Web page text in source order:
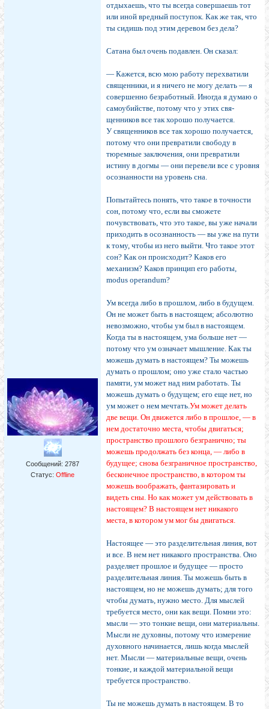
Сообщений: 2787
Статус: Offline
отдыхаешь, что ты всегда совершаешь тот
или иной вредный поступок. Как же так, что
ты сидишь под этим деревом без дела?
Сатана был очень подавлен. Он сказал:
— Кажется, всю мою ра­боту перехватили
священники, и я ничего не могу делать — я
совершенно безработный. Иногда я думаю о
самоубий­стве, потому что у этих свя­
щенников все так хорошо по­лучается.
У священников все так хорошо получается,
потому что они превратили свободу в
тюремные заключения, они превратили
истину в догмы — они перевели все с уровня
осознанности на уровень сна.
Попытайтесь понять, что такое в точности
сон, по­тому что, если вы сможете
почувствовать, что это такое, вы уже начали
приходить в осознанность — вы уже на пути
к тому, чтобы из него выйти. Что такое этот
сон? Как он происходит? Каков его
механизм? Каков прин­цип его работы,
modus operandum?
Ум всегда либо в прошлом, либо в будущем.
Он не может быть в настоящем; абсолютно
невозможно, что­бы ум был в настоящем.
Когда ты в настоящем, ума больше нет —
потому что ум означает мышление. Как ты
можешь думать в настоящем? Ты можешь
думать о прошлом; оно уже стало частью
памяти, ум может над ним работать. Ты
можешь думать о будущем; его еще нет, но
ум может о нем мечтать.Ум может делать
две вещи. Он движется либо в прошлое, — в
нем доста­точно места, чтобы двигаться;
пространство прошлого безгранично; ты
можешь продолжать без конца, — либо в
будущее; снова безграничное пространство,
бесконеч­ное пространство, в котором ты
можешь воображать, фантазировать и
видеть сны. Но как может ум действо­вать в
настоящем? В настоящем нет никакого
места, в котором ум мог бы двигаться.
Настоящее — это разделительная линия, вот
и все. В нем нет никакого пространства. Оно
разделяет про­шлое и будущее — просто
разделительная линия. Ты можешь быть в
настоящем, но не можешь думать; для того
чтобы думать, нужно место. Для мыслей
требуется место, они как вещи. Помни это:
мысли — это тонкие вещи, они материальны.
Мысли не духовны, потому что измерение
духовного начинается, лишь когда мыслей
нет. Мысли — материальные вещи, очень
тонкие, и каждой материальной вещи
требуется пространство.
Ты не можешь думать в настоящем. В то